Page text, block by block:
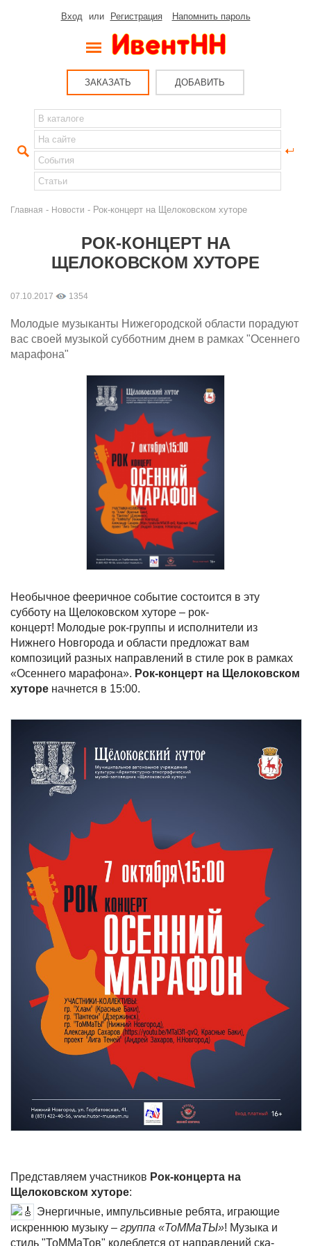
Вход или Регистрация Напомнить пароль
ЗАКАЗАТЬ ДОБАВИТЬ
Главная - Новости - Рок-концерт на Щелоковском хуторе
РОК-КОНЦЕРТ НА
ЩЕЛОКОВСКОМ ХУТОРЕ
07.10.2017 1354
Молодые музыканты Нижегородской области порадуют
вас своей музыкой субботним днем в рамках "Осеннего
марафона"
Необычное фееричное событие состоится в эту
субботу на Щелоковском хуторе – рок-
концерт! Молодые рок-группы и исполнители из
Нижнего Новгорода и области предложат вам
композиций разных направлений в стиле рок в рамках
«Осеннего марафона». Рок-концерт на Щелоковском
хуторе начнется в 15:00.
Представляем участников Рок-концерта на
Щелоковском хуторе:
Энергичные, импульсивные ребята, играющие
искреннюю музыку – группа «ТоММаТЫ»! Музыка и
стиль "ТоММаТов" колеблется от направлений ска-